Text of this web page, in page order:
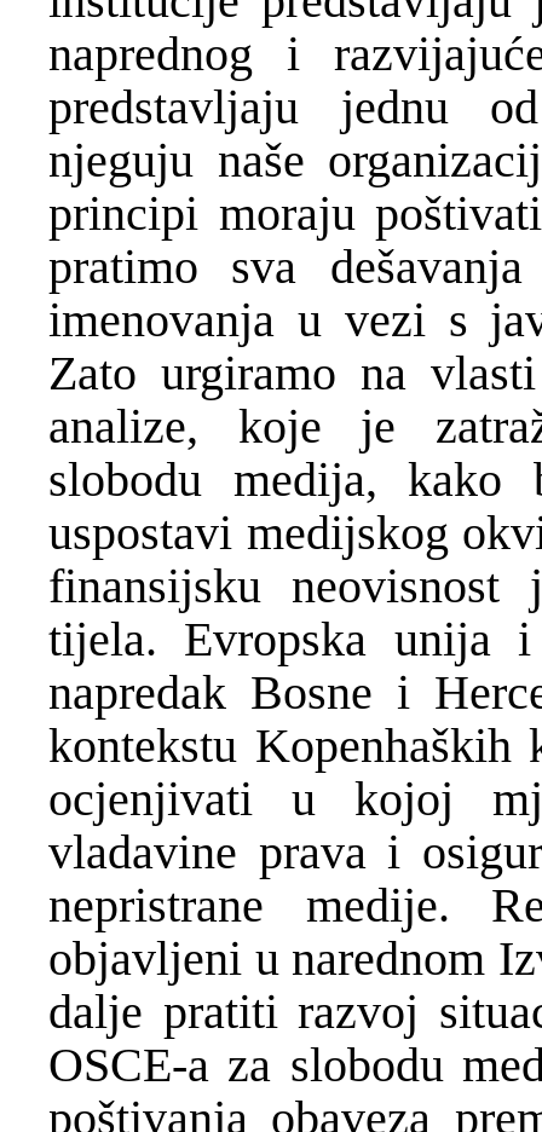
naprednog i
predstavljaju jednu
njeguju naše
principi moraju
pratimo sva
imenovanja u vezi s
Zato urgiramo na
analize, koje je
slobodu medija,
uspostavi medijskog
finansijsku
tijela. Evropska unija
napredak Bosne i
kontekstu
ocjenjivati u kojoj
vladavine prava i
nepristrane medije.
objavljeni u narednom
dalje pratiti razvoj
OSCE-a za slobodu
poštivanja obaveza